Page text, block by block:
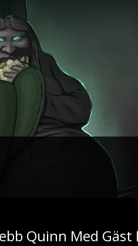
Quinn Med Gäst